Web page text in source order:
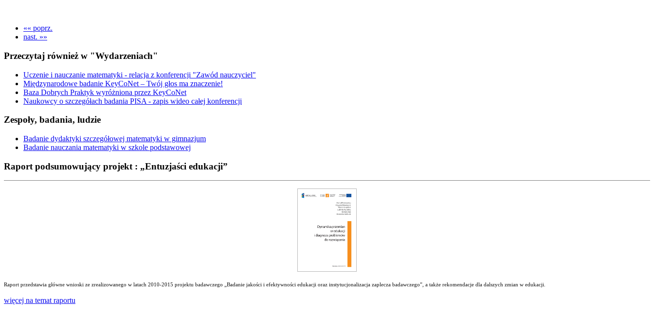
«« poprz.
nast. »»
Przeczytaj również w "Wydarzeniach"
Uczenie i nauczanie matematyki - relacja z konferencji "Zawód nauczyciel"
Międzynarodowe badanie KeyCoNet – Twój głos ma znaczenie!
Baza Dobrych Praktyk wyróżniona przez KeyCoNet
Naukowcy o szczegółach badania PISA - zapis wideo całej konferencji
Zespoły, badania, ludzie
Badanie dydaktyki szczegółowej matematyki w gimnazjum
Badanie nauczania matematyki w szkole podstawowej
Raport podsumowujący projekt : „Entuzjaści edukacji”
Raport przedstawia główne wnioski ze zrealizowanego w latach 2010-2015 projektu badawczego „Badanie jakości i efektywności edukacji oraz instytucjonalizacja zaplecza badawczego”, a także rekomendacje dla dalszych zmian w edukacji.
więcej na temat raportu